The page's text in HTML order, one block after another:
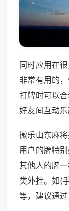
同时应用在
非常有用的
打牌时可以
好友间互动乐
微乐山东麻
用户的牌特
其他人的牌
类外挂。如(
等，建议通过